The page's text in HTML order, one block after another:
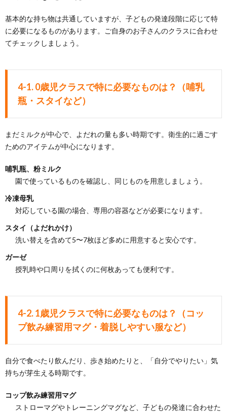
基本的な持ち物は共通していますが、子どもの発達段階に応じて特
に必要になるものがあります。ご自身のお子さんのクラスに合わせ
てチェックしましょう。
4-1. 0歳児クラスで特に必要なものは？（哺乳
瓶・スタイなど）
まだミルクが中心で、よだれの量も多い時期です。衛生的に過ごす
ためのアイテムが中心になります。
哺乳瓶、粉ミルク
園で使っているものを確認し、同じものを用意しましょう。
冷凍母乳
対応している園の場合、専用の容器などが必要になります。
スタイ（よだれかけ）
洗い替えを含めて5〜7枚ほど多めに用意すると安心です。
ガーゼ
授乳時や口周りを拭くのに何枚あっても便利です。
4-2. 1歳児クラスで特に必要なものは？（コッ
プ飲み練習用マグ・着脱しやすい服など）
自分で食べたり飲んだり、歩き始めたりと、「自分でやりたい」気
持ちが芽生える時期です。
コップ飲み練習用マグ
ストローマグやトレーニングマグなど、子どもの発達に合わせた